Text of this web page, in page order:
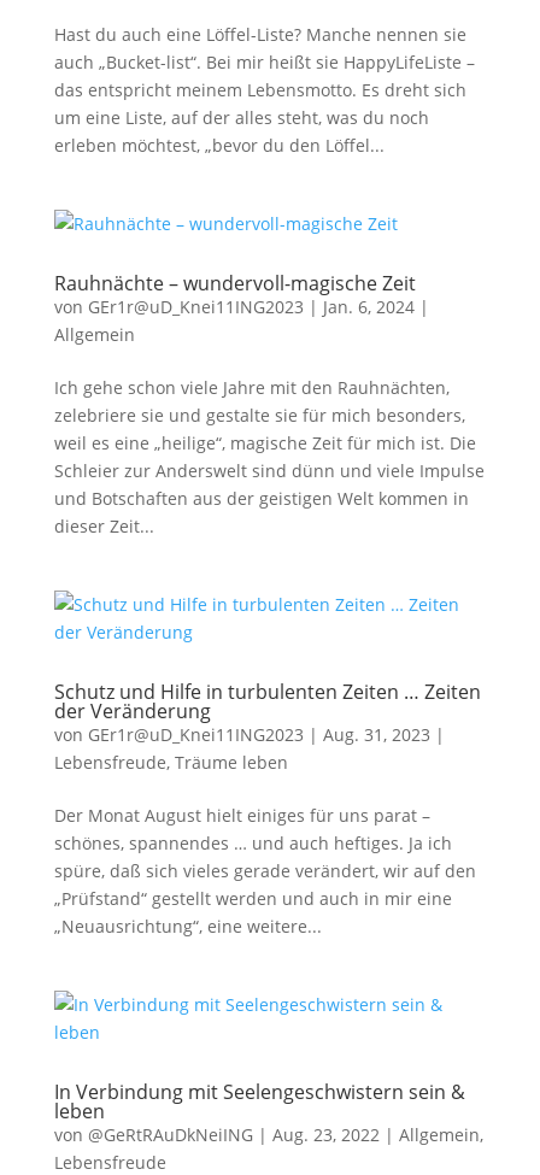
Hast du auch eine Löffel-Liste? Manche nennen sie
auch „Bucket-list“. Bei mir heißt sie HappyLifeListe –
das entspricht meinem Lebensmotto. Es dreht sich
um eine Liste, auf der alles steht, was du noch
erleben möchtest, „bevor du den Löffel...
Rauhnächte – wundervoll-magische Zeit
von GEr1r@uD_Knei11ING2023 | Jan. 6, 2024|
Allgemein
Ich gehe schon viele Jahre mit den Rauhnächten,
zelebriere sie und gestalte sie für mich besonders,
weil es eine „heilige“, magische Zeit für mich ist. Die
Schleier zur Anderswelt sind dünn und viele Impulse
und Botschaften aus der geistigen Welt kommen in
dieser Zeit...
Schutz und Hilfe in turbulenten Zeiten … Zeiten
der Veränderung
von GEr1r@uD_Knei11ING2023 | Aug. 31, 2023 |
Lebensfreude, Träume leben
Der Monat August hielt einiges für uns parat –
schönes, spannendes … und auch heftiges. Ja ich
spüre, daß sich vieles gerade verändert, wir auf den
„Prüfstand“ gestellt werden und auch in mir eine
„Neuausrichtung“, eine weitere...
In Verbindung mit Seelengeschwistern sein &
leben
von @GeRtRAuDkNeiING| Aug. 23, 2022| Allgemein,
Lebensfreude